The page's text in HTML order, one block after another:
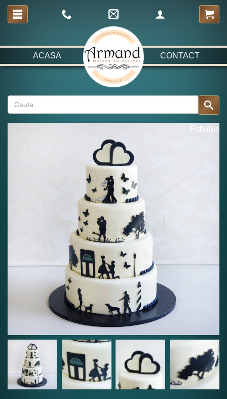
ACASA CONTACT
Fabulos